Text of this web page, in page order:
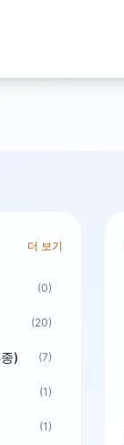
더 보기
(0)
(20)
) (7)
(1)
(1)